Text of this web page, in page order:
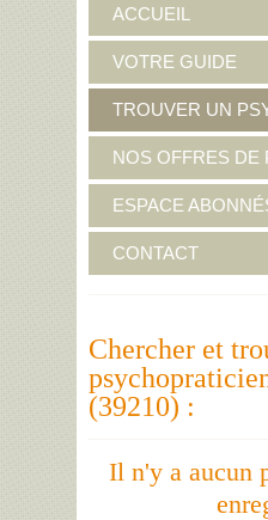
ACCUEIL
VOTRE GUIDE
TROUVER UN
NOS OFFRES DE
ESPACE
CONTACT
Chercher et
(39210) :
Il n'y a aucun